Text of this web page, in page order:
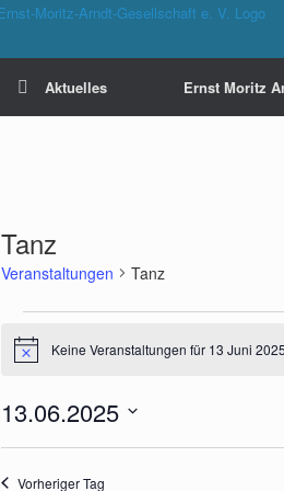
Aktuelles Ernst Moritz
Tanz
Veranstaltungen Tanz
für
13
2025
HinweisKeine Veranstaltungen für 13 Juni
13.06.2025
Vorheriger Tag